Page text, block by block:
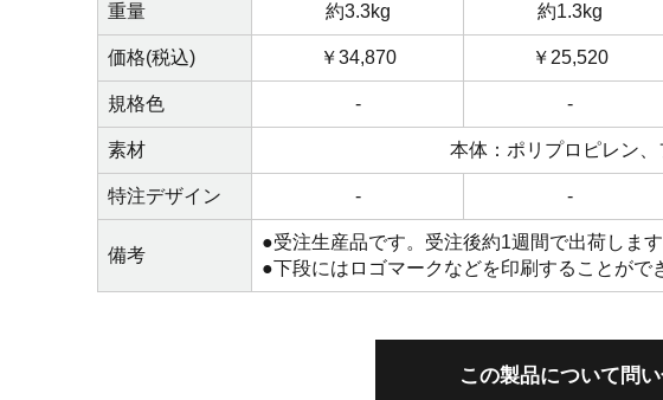
重量 約3.3kg 約1.3kg
価格(税込) ￥34,870 ￥25,520
規格色 - -
素材 本体：ポリプロピレン
特注デザイン - -
備考
●受注生産品です。受注後約1週間で出荷します
●下段にはロゴマークなどを印刷することがで
この製品について問